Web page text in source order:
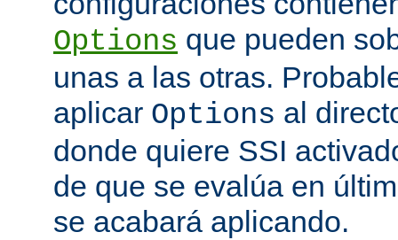
Options que pueden
unas a las otras.
aplicar Options al
donde quiere SSI
de que se evalúa en
se acabará aplicando.